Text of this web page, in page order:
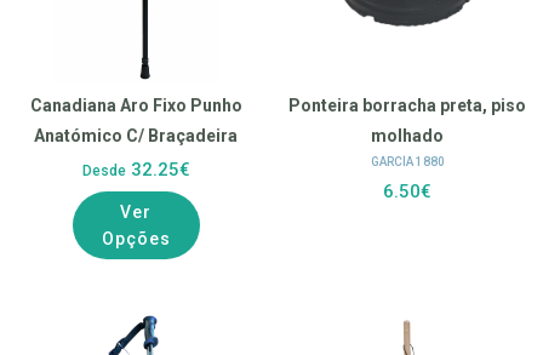
Canadiana Aro Fixo Punho
Anatómico C/ Braçadeira
Desde32.25€
Ver
Opções
Ponteira borracha preta, piso
molhado
GARCÍA 1880
6.50€